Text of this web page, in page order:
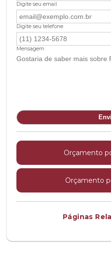
Digite seu email
Digite seu telefone
Mensagem
Orçamento
Orçamento
Páginas